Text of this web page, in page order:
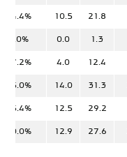
21.8
10.5
74.4%
1.3
0.0
0.0%
12.4
4.0
47.2%
31.3
14.0
55.0%
29.2
12.5
45.4%
27.6
12.9
50.0%